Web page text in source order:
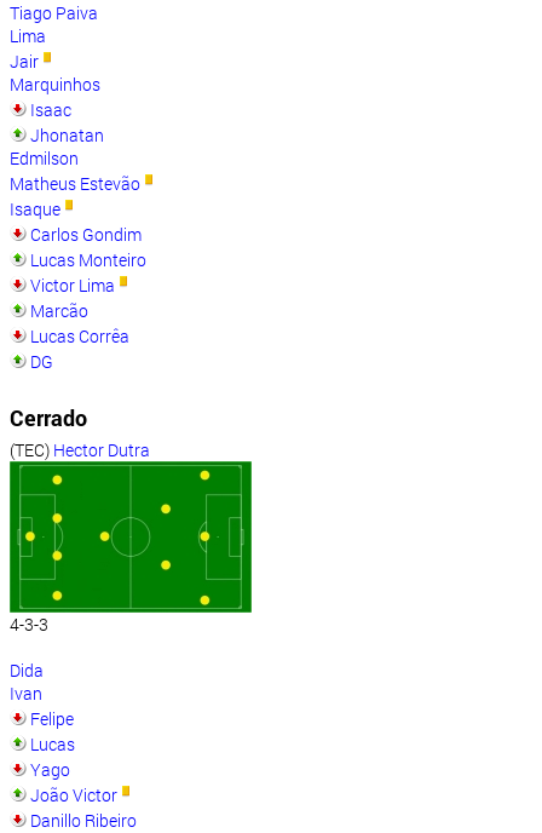
Tiago Paiva
Lima
Jair
Marquinhos
Isaac
Jhonatan
Edmilson
Matheus Estevão
Isaque
Carlos Gondim
Lucas Monteiro
Victor Lima
Marcão
Lucas Corrêa
DG
Cerrado
(TEC) Hector Dutra
4-3-3
Dida
Ivan
Felipe
Lucas
Yago
João Victor
Danillo Ribeiro